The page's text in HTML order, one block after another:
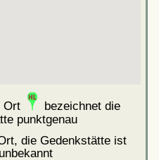
Ort
bezeichnet die
punktgenau
die Gedenkstätte ist